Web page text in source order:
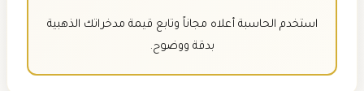
استخدم الحاسبة أعلاه مجاناً وتابع قيمة مدخراتك الذهبية
بدقة ووضوح.